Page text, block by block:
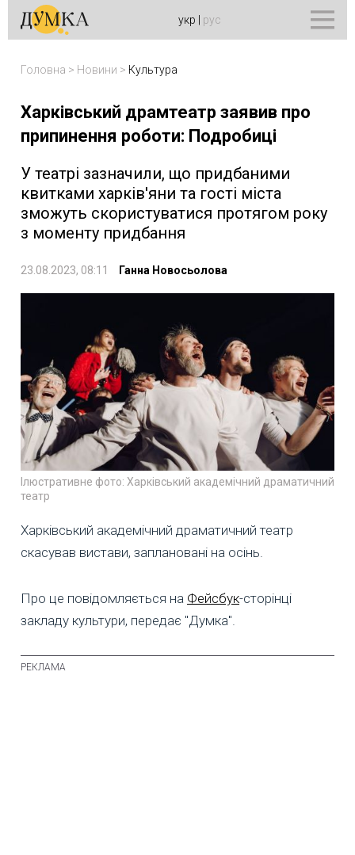
укр рус
Головна > Новини > Культура
Харківський драмтеатр заявив про
припинення роботи: Подробиці
У театрі зазначили, що придбаними
квитками харків'яни та гості міста
зможуть скористуватися протягом року
з моменту придбання
23.08.2023, 08:11 Ганна Новосьолова
Ілюстративне фото: Харківський академічний драматичний
театр
Харківський академічний драматичний театр
скасував вистави, заплановані на осінь.
Про це повідомляється на Фейсбук-сторінці
закладу культури, передає "Думка".